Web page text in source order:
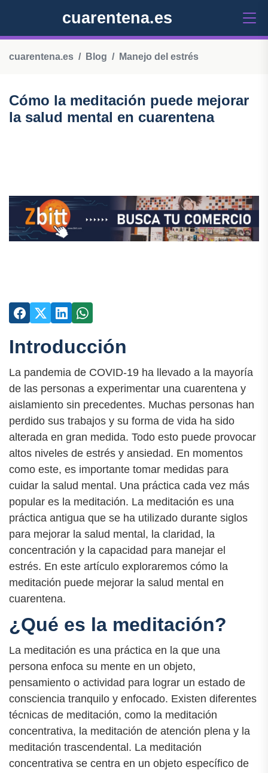
cuarentena.es
cuarentena.es Blog Manejo del estrés
Cómo la meditación puede mejorar
la salud mental en cuarentena
Introducción
La pandemia de COVID-19 ha llevado a la mayoría
de las personas a experimentar una cuarentena y
aislamiento sin precedentes. Muchas personas han
perdido sus trabajos y su forma de vida ha sido
alterada en gran medida. Todo esto puede provocar
altos niveles de estrés y ansiedad. En momentos
como este, es importante tomar medidas para
cuidar la salud mental. Una práctica cada vez más
popular es la meditación. La meditación es una
práctica antigua que se ha utilizado durante siglos
para mejorar la salud mental, la claridad, la
concentración y la capacidad para manejar el
estrés. En este artículo exploraremos cómo la
meditación puede mejorar la salud mental en
cuarentena.
¿Qué es la meditación?
La meditación es una práctica en la que una
persona enfoca su mente en un objeto,
pensamiento o actividad para lograr un estado de
consciencia tranquilo y enfocado. Existen diferentes
técnicas de meditación, como la meditación
concentrativa, la meditación de atención plena y la
meditación trascendental. La meditación
concentrativa se centra en un objeto específico de